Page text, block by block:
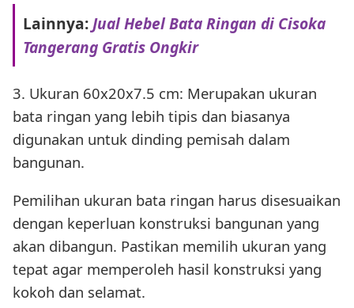
Lainnya:Jual Hebel Bata Ringan di Cisoka
Tangerang Gratis Ongkir
3. Ukuran 60x20x7.5 cm: Merupakan ukuran
bata ringan yang lebih tipis dan biasanya
digunakan untuk dinding pemisah dalam
bangunan.
Pemilihan ukuran bata ringan harus disesuaikan
dengan keperluan konstruksi bangunan yang
akan dibangun. Pastikan memilih ukuran yang
tepat agar memperoleh hasil konstruksi yang
kokoh dan selamat.